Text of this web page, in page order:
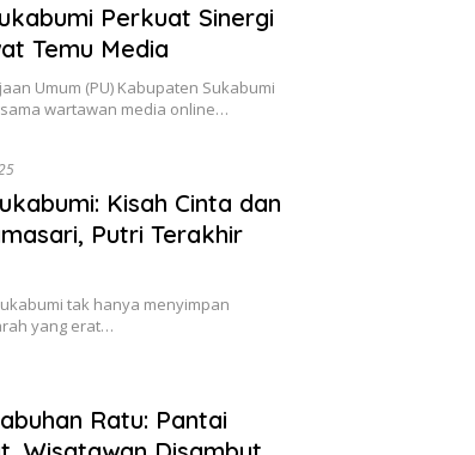
Perkuat Sinergi
Temu Media
Umum (PU) Kabupaten Sukabumi
wartawan media online…
Kisah Cinta dan
Putri Terakhir
tak hanya menyimpan
yang erat…
Ratu: Pantai